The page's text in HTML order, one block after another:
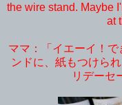
the wire stand. Maybe
at
ママ：「イエーイ！
ンドに、紙もつけら
リデーセ